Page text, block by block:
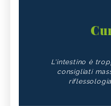
L'intestino è
consigliati